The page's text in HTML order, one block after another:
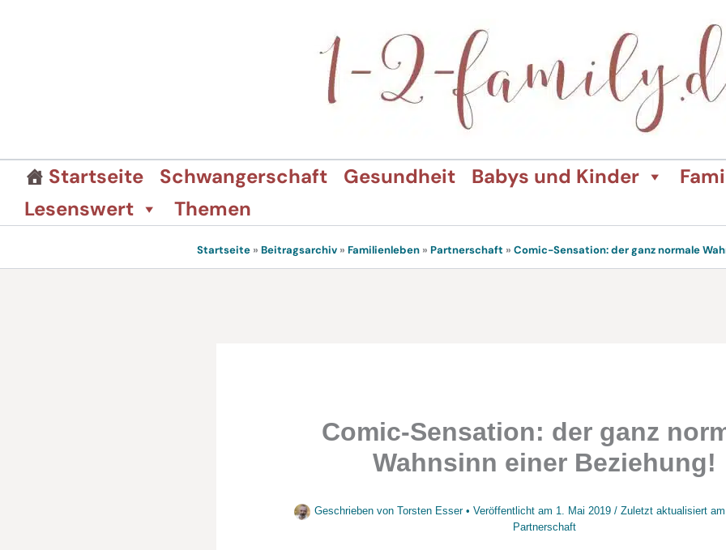
Startseite Schwangerschaft Gesundheit Babys und Kinder
Lesenswert
Themen
Startseite» Beitragsarchiv» Familienleben» Partnerschaft » Comic-Sensation: der ganz normale
Comic-Sensation: der ganz
Wahnsinn einer Beziehung!
Geschrieben von Torsten Esser • Veröffentlicht am 1. Mai 2019 / Zuletzt aktualisiert
Partnerschaft